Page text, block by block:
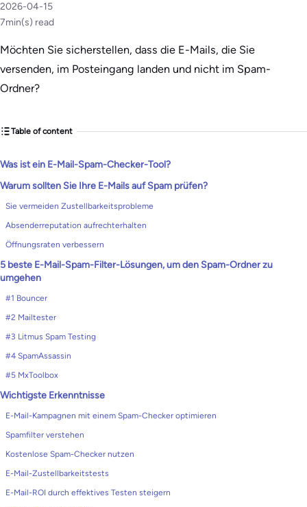
2026-04-15
7min(s) read
Möchten Sie sicherstellen, dass die E-Mails, die Sie
versenden, im Posteingang landen und nicht im Spam-
Ordner?
Table of content
Was ist ein E-Mail-Spam-Checker-Tool?
Warum sollten Sie Ihre E-Mails auf Spam prüfen?
Sie vermeiden Zustellbarkeitsprobleme
Absenderreputation aufrechterhalten
Öffnungsraten verbessern
5 beste E-Mail-Spam-Filter-Lösungen, um den Spam-Ordner zu
umgehen
#1 Bouncer
#2 Mailtester
#3 Litmus Spam Testing
#4 SpamAssassin
#5 MxToolbox
Wichtigste Erkenntnisse
E-Mail-Kampagnen mit einem Spam-Checker optimieren
Spamfilter verstehen
Kostenlose Spam-Checker nutzen
E-Mail-Zustellbarkeitstests
E-Mail-ROI durch effektives Testen steigern